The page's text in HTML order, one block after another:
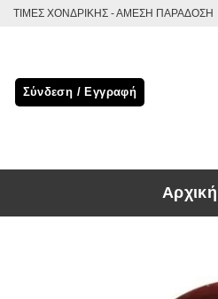
Μετάβαση
ΤΙΜΕΣ ΧΟΝΔΡΙΚΗΣ - ΑΜΕΣΗ ΠΑΡΑΔΟΣΗ
Σύνδεση / Εγγραφή
Αρχική